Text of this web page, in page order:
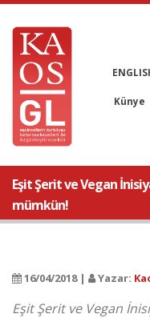
Künye
Eşit Şerit ve Vegan
mümkün!
16/04/2018 | Yazar:
Eşit Şerit ve Vegan